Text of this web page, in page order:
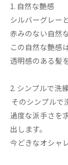
1. 自然な艶感
シルバーグレー
赤みのない自然
この自然な艶感
透明感のある髪
2. シンプルで洗
そのシンプルで
過度な派手さを
出します。
今どきなオシャ